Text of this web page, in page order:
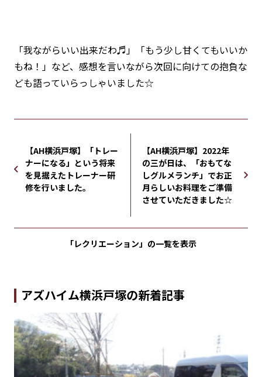
「我ながらいい出来だわ♬」「もう少し甘くてもいいか
もね！」など、感想を言いながら次回に向けての抱負な
ども語っていらっしゃいました☆
【AH横浜戸塚】「トレー
ナーになる」という将来
を見据えたトレーナー研
修を行いました。
【AH横浜戸塚】2022年
の三が日は、「おもてな
しグルメランチ」でお正
月らしいお料理をご準備
させていただきました☆
「レクリエーション」の一覧を表示
アズハイム横浜戸塚の新着記事